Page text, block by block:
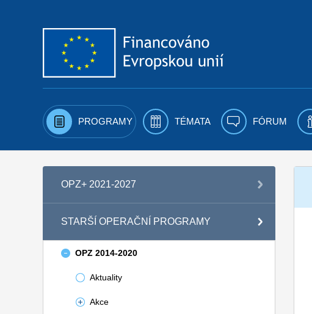
PROGRAMY TÉMATA FÓRUM
OPZ+ 2021-2027
STARŠÍ OPERAČNÍ PROGRAMY
OPZ 2014-2020
Aktuality
Akce